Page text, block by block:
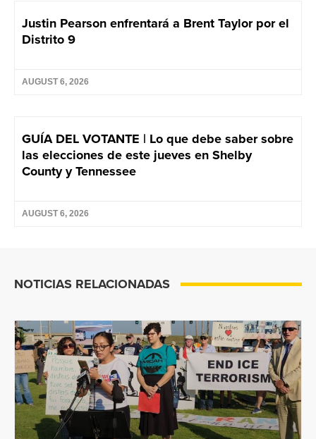
Justin Pearson enfrentará a Brent Taylor por el
Distrito 9
AUGUST 6, 2026
GUÍA DEL VOTANTE | Lo que debe saber sobre
las elecciones de este jueves en Shelby
County y Tennessee
AUGUST 6, 2026
NOTICIAS RELACIONADAS